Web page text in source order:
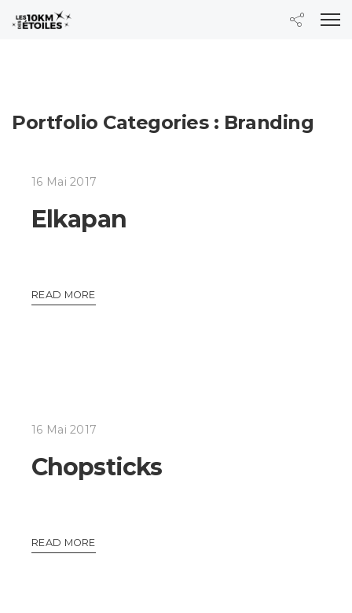
Portfolio Categories : Branding
16 Mai 2017
Elkapan
READ MORE
16 Mai 2017
Chopsticks
READ MORE